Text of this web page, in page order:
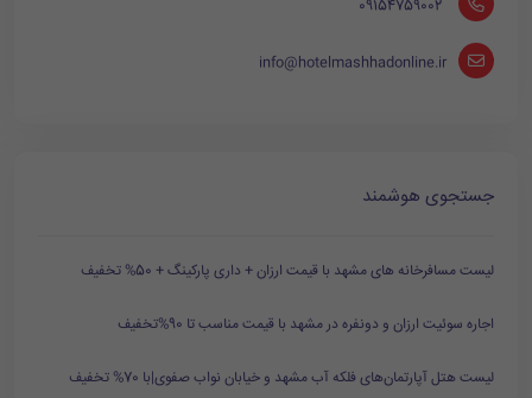
‪ 09154759002
info@hotelmashhadonline.ir
جستجوی هوشمند
لیست مسافرخانه های مشهد با قیمت ارزان + داری پارکینگ + 50% تخفیف
اجاره سوئیت ارزان و دونفره در مشهد با قیمت مناسب تا 90%تخفیف
لیست هتل آپارتمان‌های فلکه آب مشهد و خیابان نواب صفوی|با 70% تخفیف